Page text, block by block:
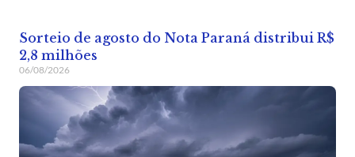
Sorteio de agosto do Nota Paraná distribui R$
2,8 milhões
06/08/2026